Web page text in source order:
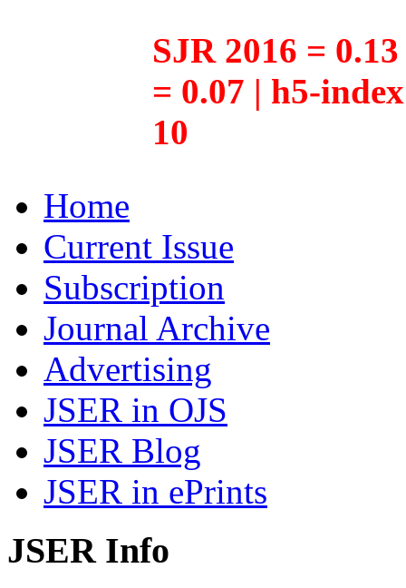
SJR 2016 =
= 0.07 | h5-
10
Home
Current Issue
Subscription
Journal Archive
Advertising
JSER in OJS
JSER Blog
JSER in ePrints
JSER Info